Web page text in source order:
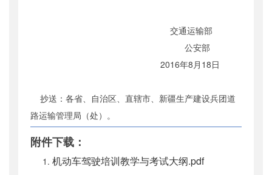
交通运输部
公安部
2016年8月18日
抄送：各省、自治区、直辖市、新疆生产建设兵团道
路运输管理局（处）。
附件下载：
机动车驾驶培训教学与考试大纲.pdf